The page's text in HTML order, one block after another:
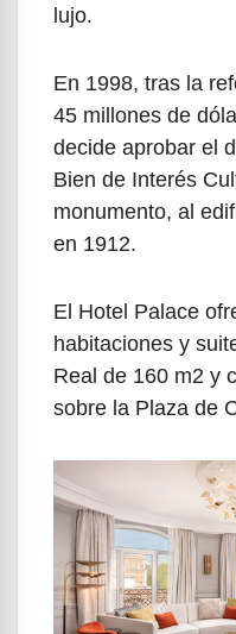
lujo.
En 1998, tras la
45 millones de
decide aprobar el
Bien de Interés
monumento, al
en 1912.
El Hotel Palace
habitaciones y
Real de 160 m2 y
sobre la Plaza de